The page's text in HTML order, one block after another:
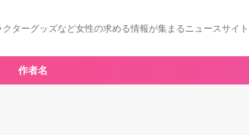
ターグッズなど女性の求める情報が集まるニュースサイト
作者名